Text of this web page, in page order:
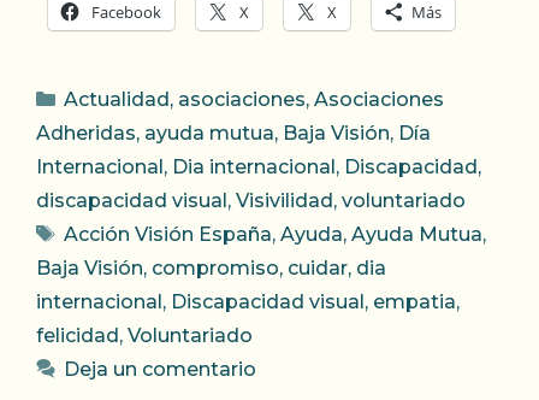
Facebook X X Más
Categorías
Actualidad , asociaciones, Asociaciones
Adheridas, ayuda mutua, Baja Visión, Día
Internacional , Dia internacional , Discapacidad ,
discapacidad visual , Visivilidad , voluntariado
Etiquetas
Acción Visión España, Ayuda, Ayuda Mutua,
Baja Visión, compromiso, cuidar, dia
internacional , Discapacidad visual , empatia,
felicidad , Voluntariado
Deja un comentario